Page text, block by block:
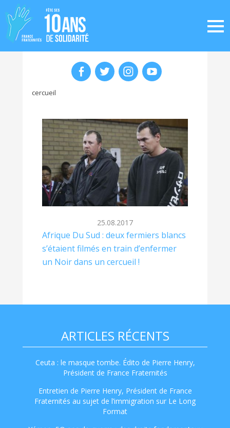
cercueil
25.08.2017
Afrique Du Sud : deux fermiers blancs
s’étaient filmés en train d’enfermer
un Noir dans un cercueil !
ARTICLES RÉCENTS
Ceuta : le masque tombe. Édito de Pierre Henry,
Président de France Fraternités
Entretien de Pierre Henry, Président de France
Fraternités au sujet de l’immigration sur Le Long
Format